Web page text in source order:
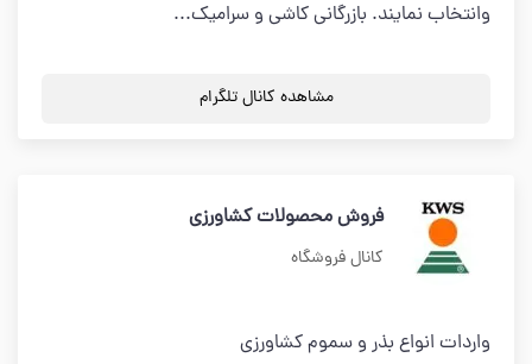
وانتخاب نمایند. بازرگانی کاشی و سرامیک...
مشاهده کانال تلگرام
فروش محصولات کشاورزی
کانال فروشگاه
واردات انواع بذر و سموم کشاورزی